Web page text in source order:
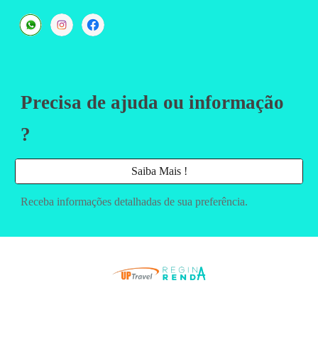
Precisa de ajuda ou informação
?
Saiba Mais !
Receba informações detalhadas de sua preferência.